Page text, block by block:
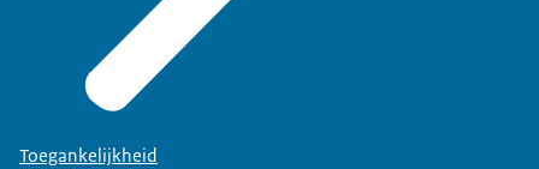
Toegankelijkheid